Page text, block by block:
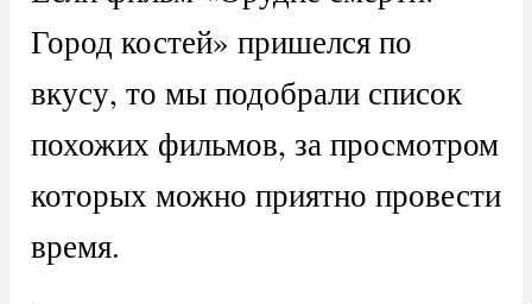
Город костей» пришелся по
вкусу, то мы подобрали список
похожих фильмов, за просмотром
которых можно приятно провести
время.